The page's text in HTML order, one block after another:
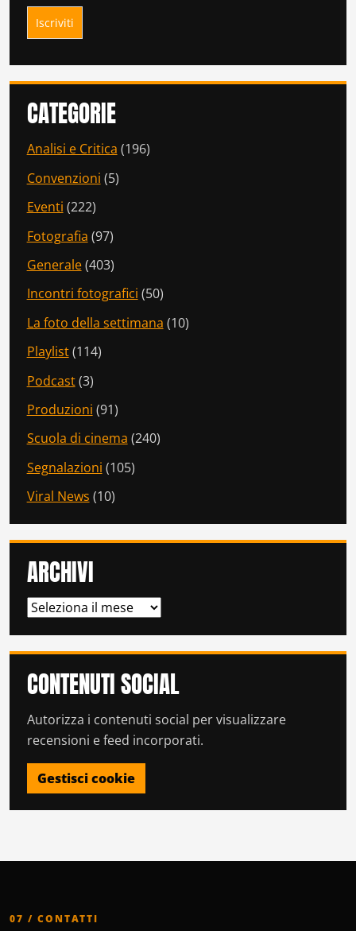
CATEGORIE
Analisi e Critica (196)
Convenzioni (5)
Eventi (222)
Fotografia (97)
Generale(403)
Incontri fotografici (50)
La foto della settimana (10)
Playlist(114)
Podcast(3)
Produzioni (91)
Scuola di cinema (240)
Segnalazioni (105)
Viral News (10)
ARCHIVI
ARCHIVI
CONTENUTI SOCIAL
Autorizza i contenuti social per visualizzare
recensioni e feed incorporati.
Gestisci cookie
07 / CONTATTI